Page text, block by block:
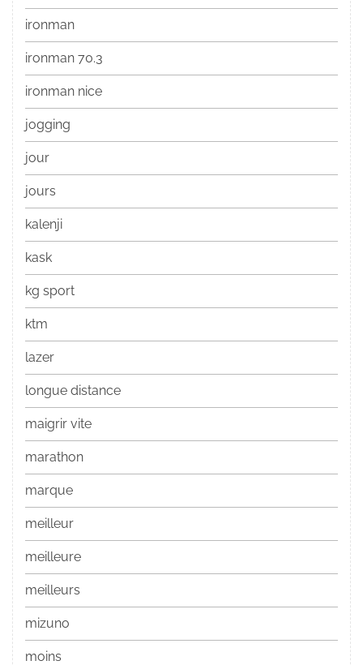
ironman
ironman 70.3
ironman nice
jogging
jour
jours
kalenji
kask
kg sport
ktm
lazer
longue distance
maigrir vite
marathon
marque
meilleur
meilleure
meilleurs
mizuno
moins